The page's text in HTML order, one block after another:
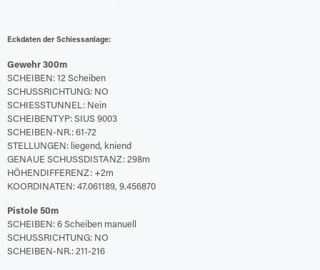
Eckdaten der Schiessanlage:
Gewehr 300m
SCHEIBEN: 12 Scheiben
SCHUSSRICHTUNG: NO
SCHIESSTUNNEL: Nein
SCHEIBENTYP: SIUS 9003
SCHEIBEN-NR.: 61-72
STELLUNGEN: liegend, kniend
GENAUE SCHUSSDISTANZ: 298m
HÖHENDIFFERENZ: +2m
KOORDINATEN: 47.061189, 9.456870
Pistole 50m
SCHEIBEN: 6 Scheiben manuell
SCHUSSRICHTUNG: NO
SCHEIBEN-NR.: 211-216